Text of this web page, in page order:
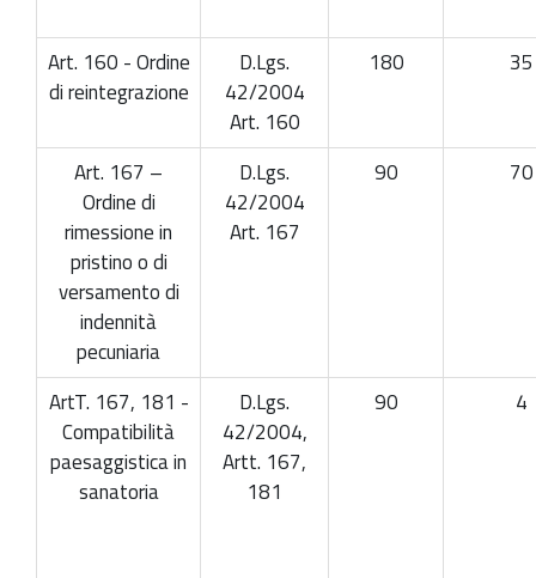
Art. 160 - Ordine
di reintegrazione
D.Lgs.
42/2004
Art. 160
180 35
Art. 167 –
Ordine di
rimessione in
pristino o di
versamento di
indennità
pecuniaria
D.Lgs.
42/2004
Art. 167
90 70
ArtT. 167, 181 -
Compatibilità
paesaggistica in
sanatoria
D.Lgs.
42/2004,
Artt. 167,
181
90 4